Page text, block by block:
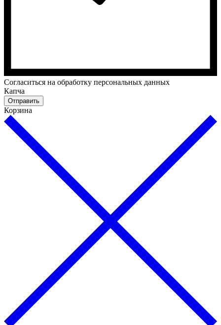
Cогласиться на обработку персональных данных
Капча
Отправить
Корзина